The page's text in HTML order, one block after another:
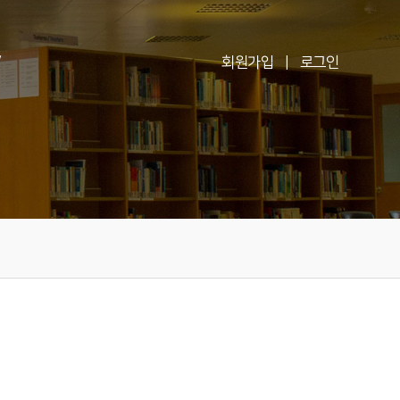
회원가입 로그인